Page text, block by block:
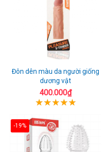
Đôn dên màu da người giống
dương vật
400.000₫
-19%